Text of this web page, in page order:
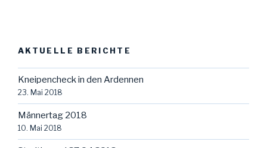
AKTUELLE BERICHTE
Kneipencheck in den Ardennen
23. Mai 2018
Männertag 2018
10. Mai 2018